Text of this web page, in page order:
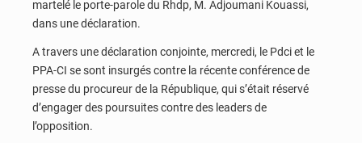
martelé le porte-parole du Rhdp, M. Adjoumani Kouassi,
dans une déclaration.
A travers une déclaration conjointe, mercredi, le Pdci et le
PPA-CI se sont insurgés contre la récente conférence de
presse du procureur de la République, qui s’était réservé
d’engager des poursuites contre des leaders de
l’opposition.